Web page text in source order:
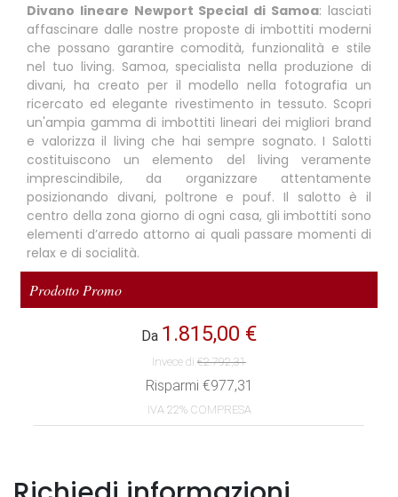
Divano lineare Newport Special di Samoa: lasciati
affascinare dalle nostre proposte di imbottiti moderni
che possano garantire comodità, funzionalità e stile
nel tuo living. Samoa, specialista nella produzione di
divani, ha creato per il modello nella fotografia un
ricercato ed elegante rivestimento in tessuto. Scopri
un'ampia gamma di imbottiti lineari dei migliori brand
e valorizza il living che hai sempre sognato. I Salotti
costituiscono un elemento del living veramente
imprescindibile, da organizzare attentamente
posizionando divani, poltrone e pouf. Il salotto è il
centro della zona giorno di ogni casa, gli imbottiti sono
elementi d’arredo attorno ai quali passare momenti di
relax e di socialità.